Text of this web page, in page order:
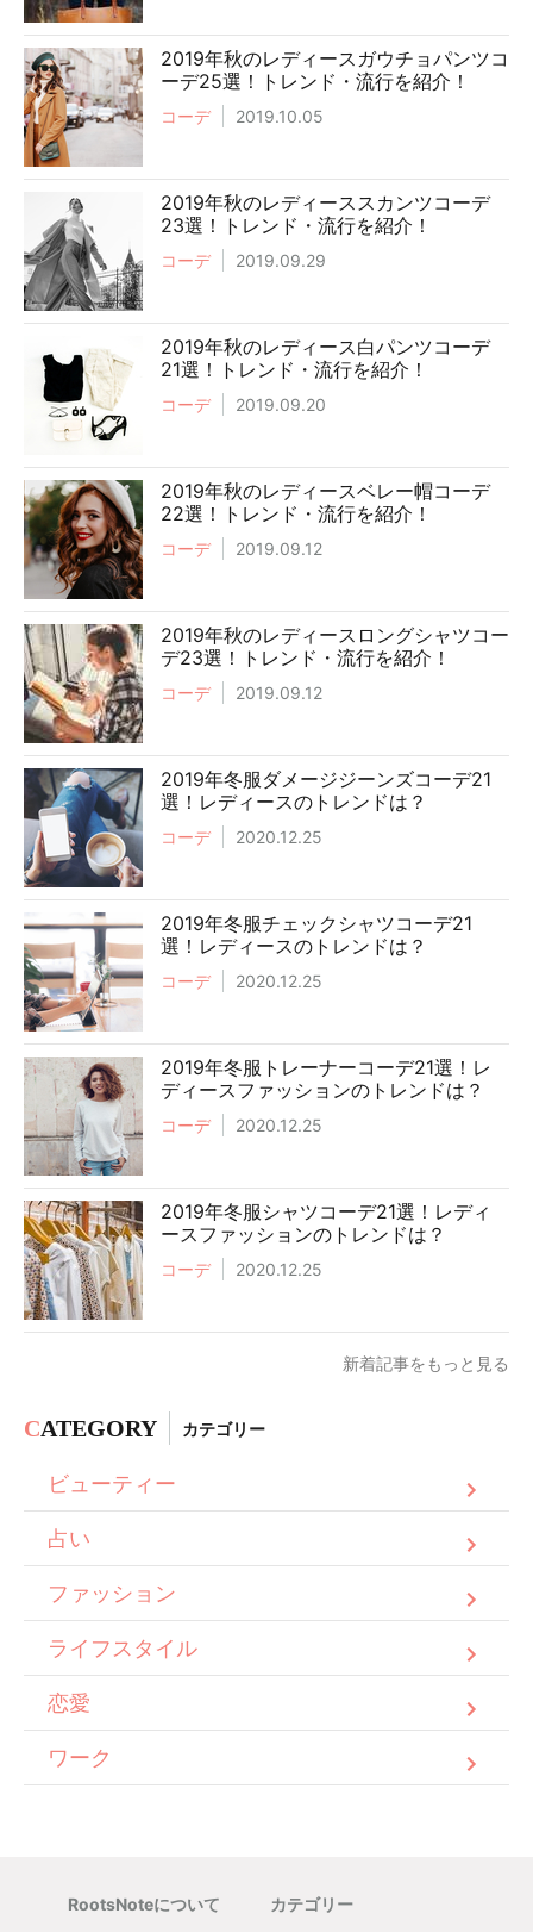
2019年秋のレディースガウチョパンツコ
ーデ25選！トレンド・流行を紹介！
コーデ 2019.10.05
2019年秋のレディーススカンツコーデ
23選！トレンド・流行を紹介！
コーデ 2019.09.29
2019年秋のレディース白パンツコーデ
21選！トレンド・流行を紹介！
コーデ 2019.09.20
2019年秋のレディースベレー帽コーデ
22選！トレンド・流行を紹介！
コーデ 2019.09.12
2019年秋のレディースロングシャツコー
デ23選！トレンド・流行を紹介！
コーデ 2019.09.12
2019年冬服ダメージジーンズコーデ21
選！レディースのトレンドは？
コーデ 2020.12.25
2019年冬服チェックシャツコーデ21
選！レディースのトレンドは？
コーデ 2020.12.25
2019年冬服トレーナーコーデ21選！レ
ディースファッションのトレンドは？
コーデ 2020.12.25
2019年冬服シャツコーデ21選！レディ
ースファッションのトレンドは？
コーデ 2020.12.25
新着記事をもっと見る
CATEGORY カテゴリー
ビューティー
占い
ファッション
ライフスタイル
恋愛
ワーク
RootsNoteについて カテゴリー